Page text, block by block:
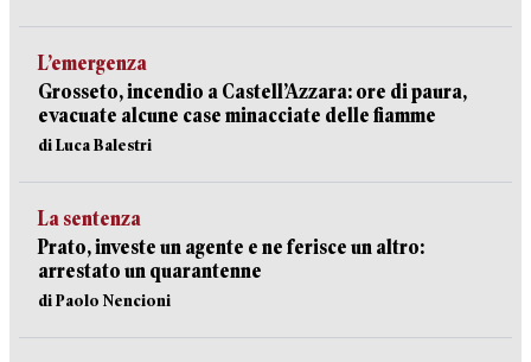
L’emergenza
Grosseto, incendio a Castell’Azzara: ore di paura,
evacuate alcune case minacciate delle fiamme
di Luca Balestri
La sentenza
Prato, investe un agente e ne ferisce un altro:
arrestato un quarantenne
di Paolo Nencioni